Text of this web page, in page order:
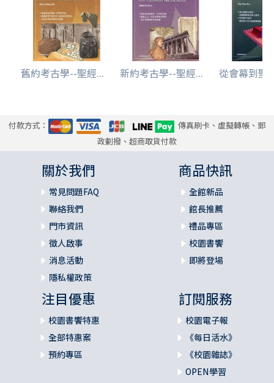
舊約考古學--聖經... 新約考古學--聖經... 從會幕到聖
付款方式：
傳真刷卡、虛擬轉帳、郵
政劃撥、超商取貨付款
關於我們
常見問題FAQ
聯絡我們
門市資訊
徵人啟事
消息活動
隱私權政策
商品快訊
全館新品
館長推薦
禮品專區
校園書饗
即將登場
注目優惠
校園書饗特惠
全部特惠案
預約專區
訂閱服務
校園電子報
《每日活水》
《校園雜誌》
OPEN學習